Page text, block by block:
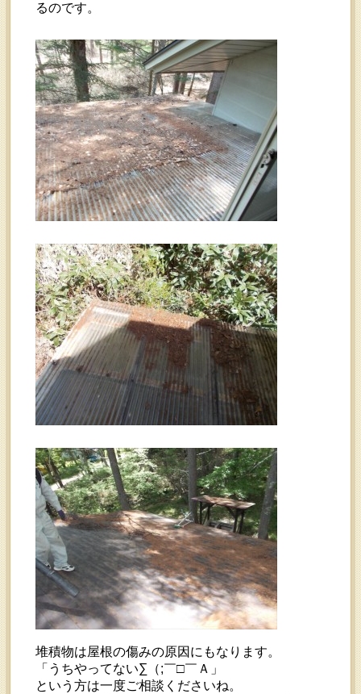
るのです。
堆積物は屋根の傷みの原因にもなります。
「うちやってない∑（;￣□￣Ａ」
という方は一度ご相談くださいね。